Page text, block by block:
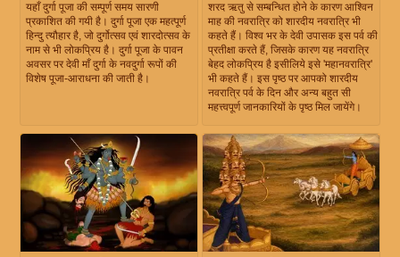
यहाँ दुर्गा पूजा की सम्पूर्ण समय सारणी
प्रकाशित की गयी है। दुर्गा पूजा एक महत्पूर्ण
हिन्दु त्यौहार है, जो दुर्गोत्सव एवं शारदोत्सव के
नाम से भी लोकप्रिय है। दुर्गा पूजा के पावन
अवसर पर देवी माँ दुर्गा के नवदुर्गा रूपों की
विशेष पूजा-आराधना की जाती है।
शरद ऋतु से सम्बन्धित होने के कारण आश्विन
माह की नवरात्रि को शारदीय नवरात्रि भी
कहते हैं। विश्व भर के देवी उपासक इस पर्व की
प्रतीक्षा करते हैं, जिसके कारण यह नवरात्रि
बेहद लोकप्रिय है इसीलिये इसे 'महानवरात्रि'
भी कहते हैं। इस पृष्ठ पर आपको शारदीय
नवरात्रि पर्व के दिन और अन्य बहुत सी
महत्त्वपूर्ण जानकारियों के पृष्ठ मिल जायेंगे।